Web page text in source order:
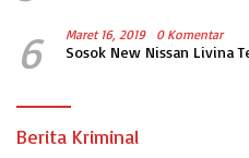
6 Maret 16, 2019 0 Komentar
Sosok New Nissan Livina
Berita Kriminal